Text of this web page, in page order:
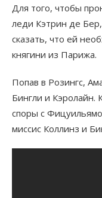
Для того, чтобы
леди Кэтрин де
сказать, что ей
княгини из Парижа.
Попав в Розингс,
Бингли и Кэролайн.
споры с
миссис Коллинз и